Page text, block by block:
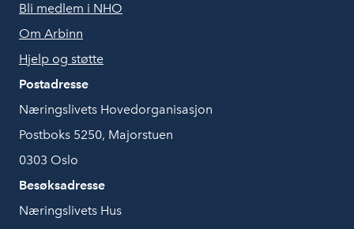
Bli medlem i NHO
Om Arbinn
Hjelp og støtte
Postadresse
Næringslivets Hovedorganisasjon
Postboks 5250, Majorstuen
0303 Oslo
Besøksadresse
Næringslivets Hus